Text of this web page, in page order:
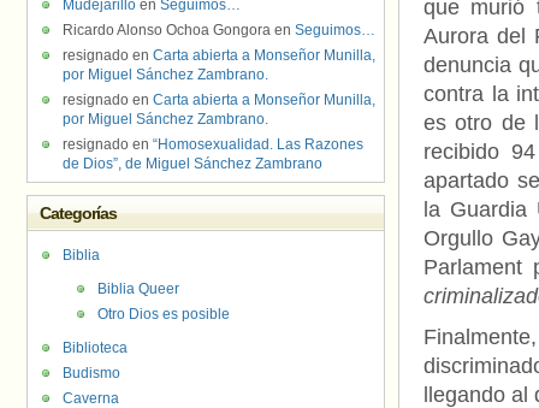
que murió
Aurora del
denuncia
contra la
es otro de
recibido
apartado
la
Orgullo
Parlament
llegando al
Mudejarillo en Seguimos…
Ricardo Alonso Ochoa Gongora en Seguimos…
resignado en Carta abierta a Monseñor Munilla,
por Miguel Sánchez Zambrano.
resignado en Carta abierta a Monseñor Munilla,
por Miguel Sánchez Zambrano.
resignado en “Homosexualidad. Las Razones
de Dios”, de Miguel Sánchez Zambrano
Categorías
Biblia
Biblia Queer
Otro Dios es posible
Biblioteca
Budismo
Caverna